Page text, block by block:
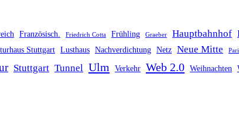
Französisch. Friedrich Cotta Frühling Graeber Hauptbahnhof
Stuttgart Lusthaus Nachverdichtung Netz Neue Mitte
Stuttgart Tunnel Ulm Verkehr Web 2.0 Weihnachten